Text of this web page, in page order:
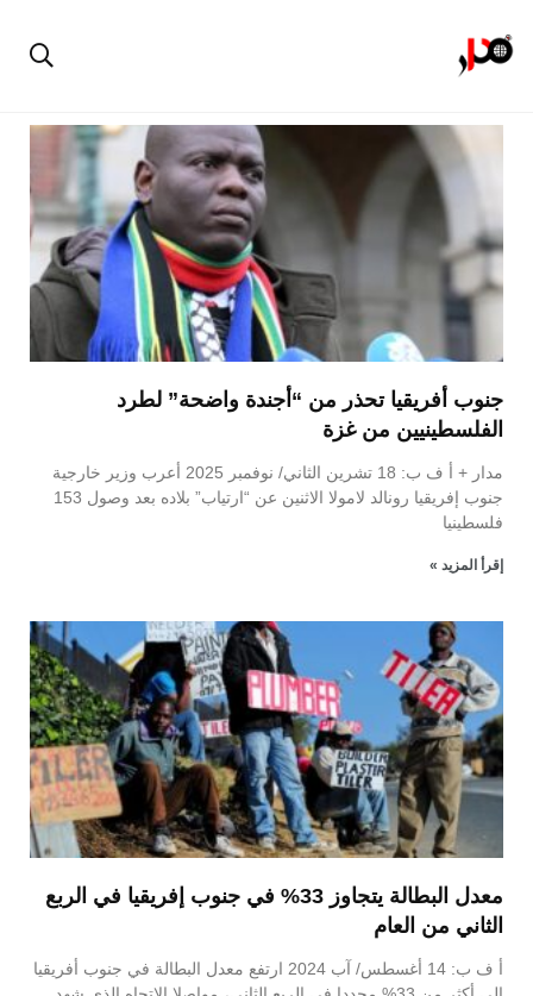
جنوب أفريقيا تحذر من “أجندة واضحة” لطرد
الفلسطينيين من غزة
مدار + أ ف ب: 18 تشرين الثاني/ نوفمبر 2025 أعرب وزير خارجية
جنوب إفريقيا رونالد لامولا الاثنين عن “ارتياب” بلاده بعد وصول 153
فلسطينيا
إقرأ المزيد »
معدل البطالة يتجاوز 33% في جنوب إفريقيا في الربع
الثاني من العام
أ ف ب: 14 أغسطس/ آب 2024 ارتفع معدل البطالة في جنوب أفريقيا